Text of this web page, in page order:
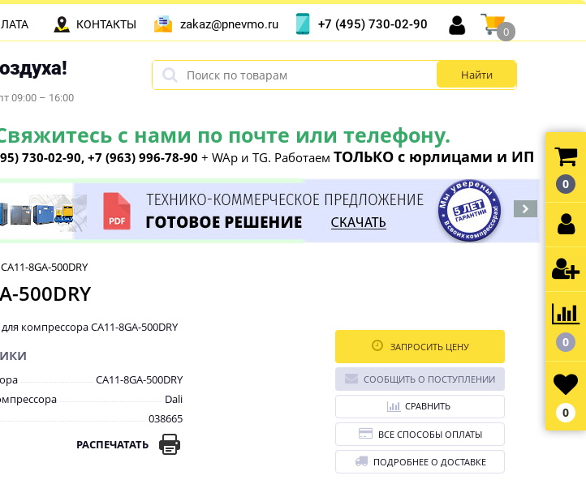
09:00 – 16:00
с нами по почте или телефону.
730-02-90, +7 (963) 996-78-90 + WAp и TG. Работаем ТОЛЬКО с юрлицами и ИП
КОНТАКТЫ zakaz@pnevmo.ru +7 (495) 730-02-90
0
8GA-500DRY
500DRY
компрессора CA11-8GA-500DRY
CA11-8GA-500DRY
Dali
038665
РАСПЕЧАТАТЬ
ЗАПРОСИТЬ ЦЕНУ
СООБЩИТЬ О ПОСТУПЛЕНИИ
СРАВНИТЬ
ВСЕ СПОСОБЫ ОПЛАТЫ
ПОДРОБНЕЕ О ДОСТАВКЕ
0
0
0